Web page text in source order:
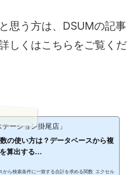
思う方は、DSUMの記事
しくはこちらをご覧くだ
ーション掛尾店」
の使い方は？データベースから複
算出する...
から検索条件に一致する合計を求める関数 エクセル